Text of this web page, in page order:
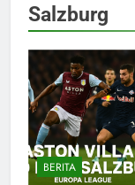
Salzburg
BERITA